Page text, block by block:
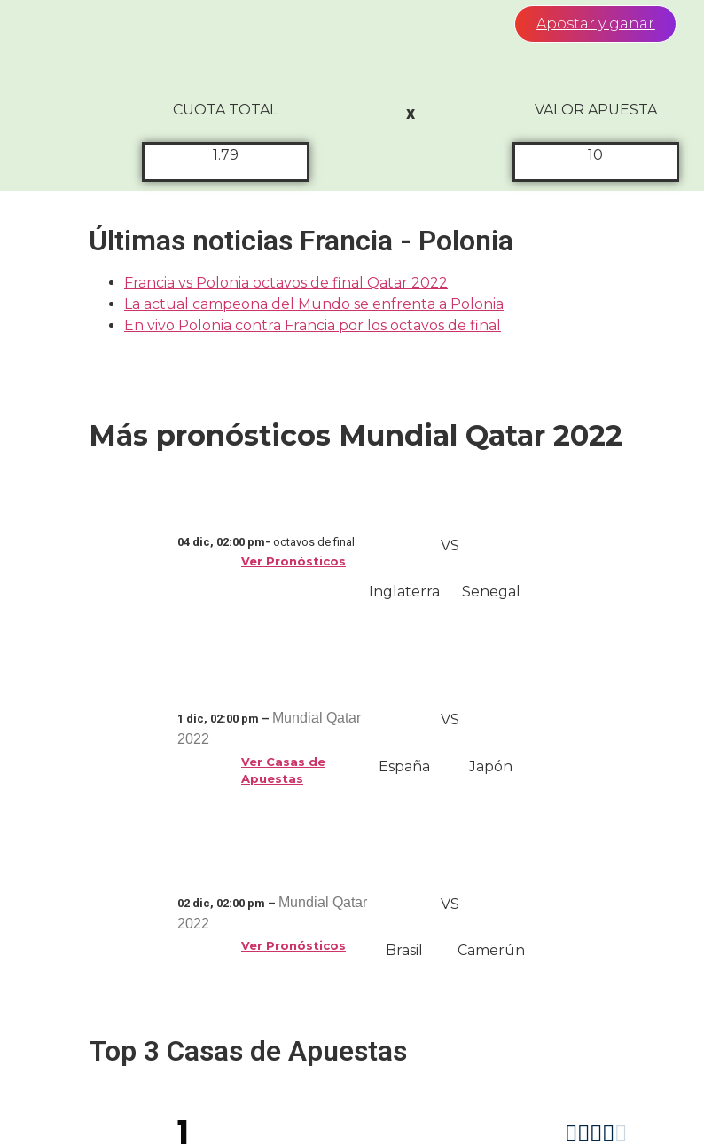
Apostar y ganar
CUOTA TOTAL
1.79
x VALOR APUESTA
10
Últimas noticias Francia - Polonia
Francia vs Polonia octavos de final Qatar 2022
La actual campeona del Mundo se enfrenta a Polonia
En vivo Polonia contra Francia por los octavos de final
Más pronósticos Mundial Qatar 2022
04 dic, 02:00 pm- octavos de final
Ver Pronósticos
Inglaterra
VS
Senegal
1 dic, 02:00 pm – Mundial Qatar
2022
Ver Casas de
Apuestas
España
VS
Japón
02 dic, 02:00 pm – Mundial Qatar
2022
Ver Pronósticos Brasil
VS
Camerún
Top 3 Casas de Apuestas
1     